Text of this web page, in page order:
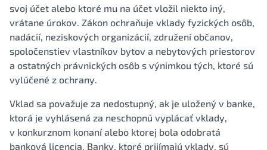
svoj účet alebo ktoré mu na účet vložil niekto iný,
vrátane úrokov. Zákon ochraňuje vklady fyzických osôb,
nadácií, neziskových organizácií, združení občanov,
spoločenstiev vlastníkov bytov a nebytových priestorov
a ostatných právnických osôb s výnimkou tých, ktoré sú
vylúčené z ochrany.
Vklad sa považuje za nedostupný, ak je uložený v banke,
ktorá je vyhlásená za neschopnú vyplácať vklady,
v konkurznom konaní alebo ktorej bola odobratá
banková licencia. Banky, ktoré prijímajú vklady, sú